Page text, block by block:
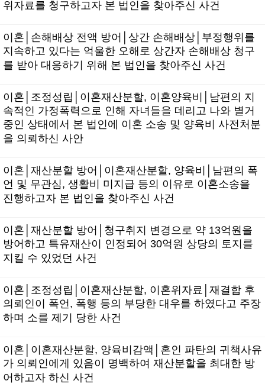
위자료를 청구하고자 본 법인을 찾아주신 사건
이혼│손해배상 전액 방어│상간 손해배상│부정행위를
지속하고 있다는 억울한 오해로 상간자 손해배상 청구
를 받아 대응하기 위해 본 법인을 찾아주신 사건
이혼│조정성립│이혼재산분할, 이혼양육비│남편의 지
속적인 가정폭력으로 인해 자녀들을 데리고 나와 별거
중인 상태에서 본 법인에 이혼 소송 및 양육비 사전처분
을 의뢰하신 사안
이혼│재산분할 방어│이혼재산분할, 양육비│남편의 폭
언 및 무관심, 생활비 미지급 등의 이유로 이혼소송을
진행하고자 본 법인을 찾아주신 사건
이혼│재산분할 방어│청구취지 변경으로 약 13억원을
방어하고 특유재산이 인정되어 30억원 상당의 토지를
지킬 수 있었던 사건
이혼│조정성립│이혼재산분할, 이혼위자료│재결합 후
의뢰인이 폭언, 폭행 등의 부당한 대우를 하였다고 주장
하며 소를 제기 당한 사건
이혼│이혼재산분할, 양육비감액│혼인 파탄의 귀책사유
가 의뢰인에게 있음이 명백하여 재산분할을 최대한 방
어하고자 하신 사건